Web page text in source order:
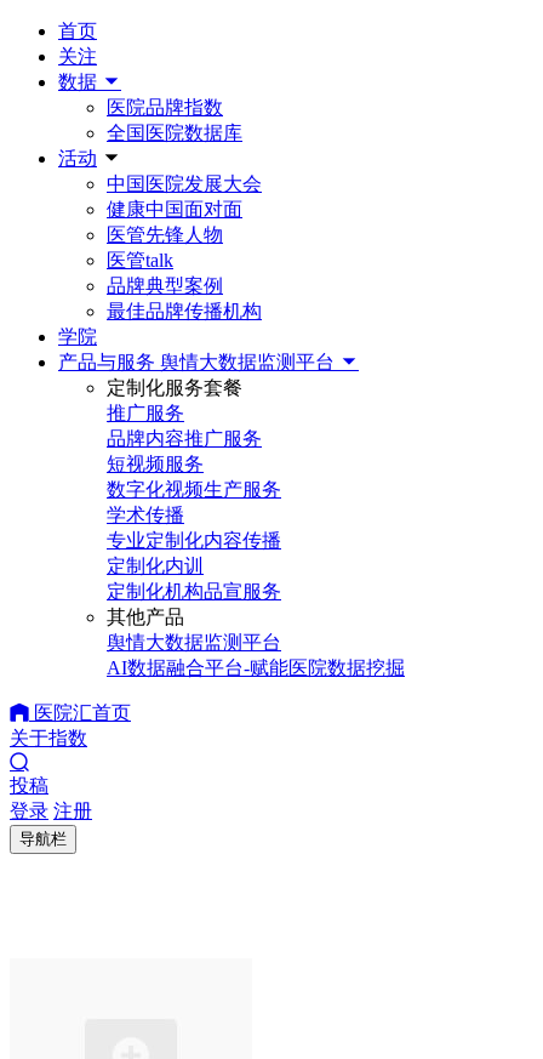
首页
关注
数据
医院品牌指数
全国医院数据库
活动
中国医院发展大会
健康中国面对面
医管先锋人物
医管talk
品牌典型案例
最佳品牌传播机构
学院
产品与服务 舆情大数据监测平台
定制化服务套餐
推广服务
品牌内容推广服务
短视频服务
数字化视频生产服务
学术传播
专业定制化内容传播
定制化内训
定制化机构品宣服务
其他产品
舆情大数据监测平台
AI数据融合平台-赋能医院数据挖掘
医院汇首页
关于指数
投稿
登录 注册
导航栏